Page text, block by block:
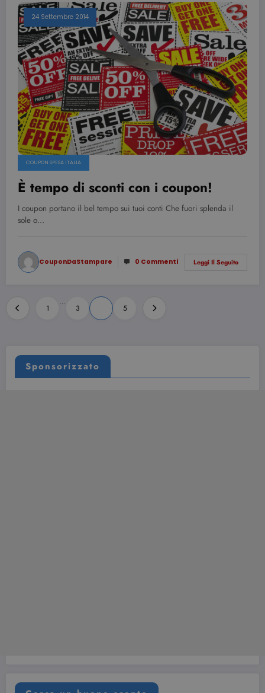
24 Settembre 2014
COUPON SPESA ITALIA
È tempo di sconti con i coupon!
I coupon portano il bel tempo sui tuoi conti Che fuori splenda il
sole o…
CouponDaStampare 0 Commenti Leggi Il Seguito
Paginazione
1
…
3 5
Sponsorizzato